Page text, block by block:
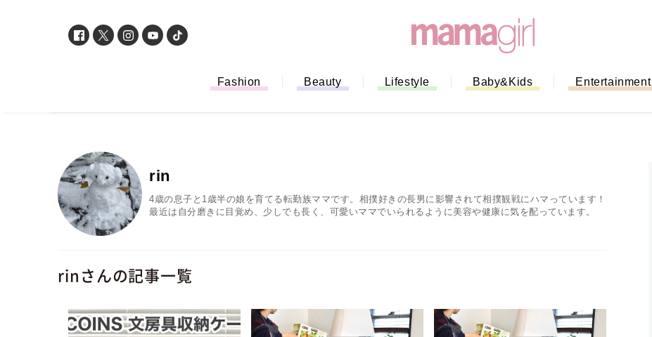
Fashion Beauty Lifestyle Baby&Kids Entertainment
rin
4歳の息子と1歳半の娘を育てる転勤族ママです。相撲好きの長男に影響されて相撲観戦にハマっています！
最近は自分磨きに目覚め、少しでも長く、可愛いママでいられるように美容や健康に気を配っています。
rinさんの記事一覧
法から受け取り方までネットオーダー
を徹底解説